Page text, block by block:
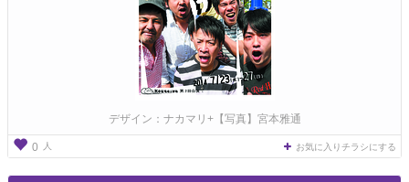
デザイン：ナカマリ+【写真】宮本雅通
0 人 お気に入りチラシにする